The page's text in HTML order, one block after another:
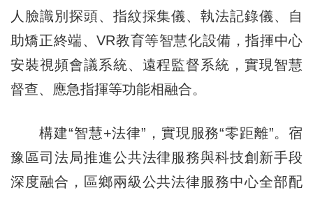
人臉識別探頭、指紋採集儀、執法記錄儀、自
助矯正終端、VR教育等智慧化設備，指揮中心
安裝視頻會議系統、遠程監督系統，實現智慧
督查、應急指揮等功能相融合。
構建“智慧+法律”，實現服務“零距離”。宿
豫區司法局推進公共法律服務與科技創新手段
深度融合，區鄉兩級公共法律服務中心全部配